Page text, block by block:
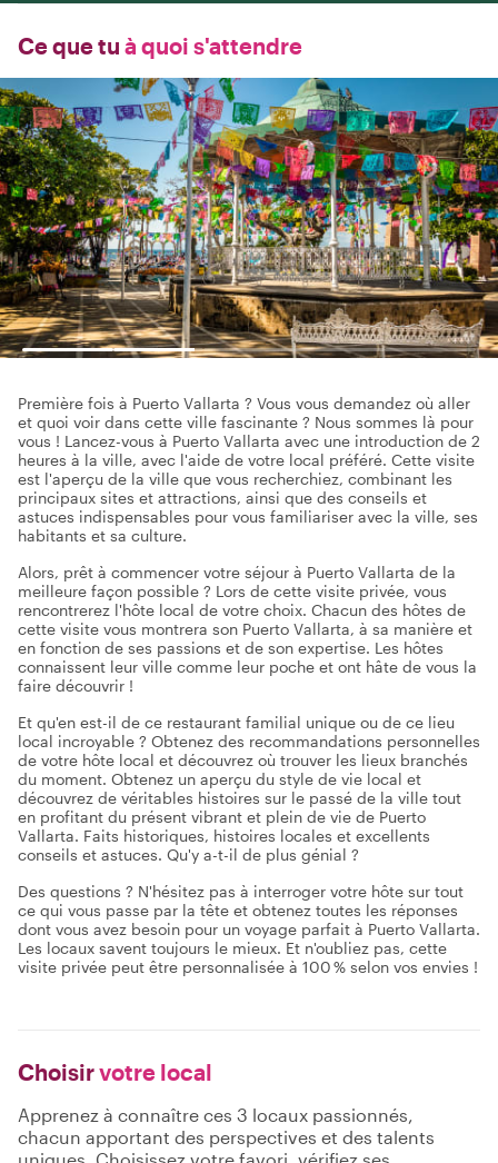
Ce que tu à quoi s'attendre
Première fois à Puerto Vallarta ? Vous vous demandez où aller
et quoi voir dans cette ville fascinante ? Nous sommes là pour
vous ! Lancez-vous à Puerto Vallarta avec une introduction de 2
heures à la ville, avec l'aide de votre local préféré. Cette visite
est l'aperçu de la ville que vous recherchiez, combinant les
principaux sites et attractions, ainsi que des conseils et
astuces indispensables pour vous familiariser avec la ville, ses
habitants et sa culture.
Alors, prêt à commencer votre séjour à Puerto Vallarta de la
meilleure façon possible ? Lors de cette visite privée, vous
rencontrerez l'hôte local de votre choix. Chacun des hôtes de
cette visite vous montrera son Puerto Vallarta, à sa manière et
en fonction de ses passions et de son expertise. Les hôtes
connaissent leur ville comme leur poche et ont hâte de vous la
faire découvrir !
Et qu'en est-il de ce restaurant familial unique ou de ce lieu
local incroyable ? Obtenez des recommandations personnelles
de votre hôte local et découvrez où trouver les lieux branchés
du moment. Obtenez un aperçu du style de vie local et
découvrez de véritables histoires sur le passé de la ville tout
en profitant du présent vibrant et plein de vie de Puerto
Vallarta. Faits historiques, histoires locales et excellents
conseils et astuces. Qu'y a-t-il de plus génial ?
Des questions ? N'hésitez pas à interroger votre hôte sur tout
ce qui vous passe par la tête et obtenez toutes les réponses
dont vous avez besoin pour un voyage parfait à Puerto Vallarta.
Les locaux savent toujours le mieux. Et n'oubliez pas, cette
visite privée peut être personnalisée à 100 % selon vos envies !
Choisirvotre local
Apprenez à connaître ces 3 locaux passionnés,
chacun apportant des perspectives et des talents